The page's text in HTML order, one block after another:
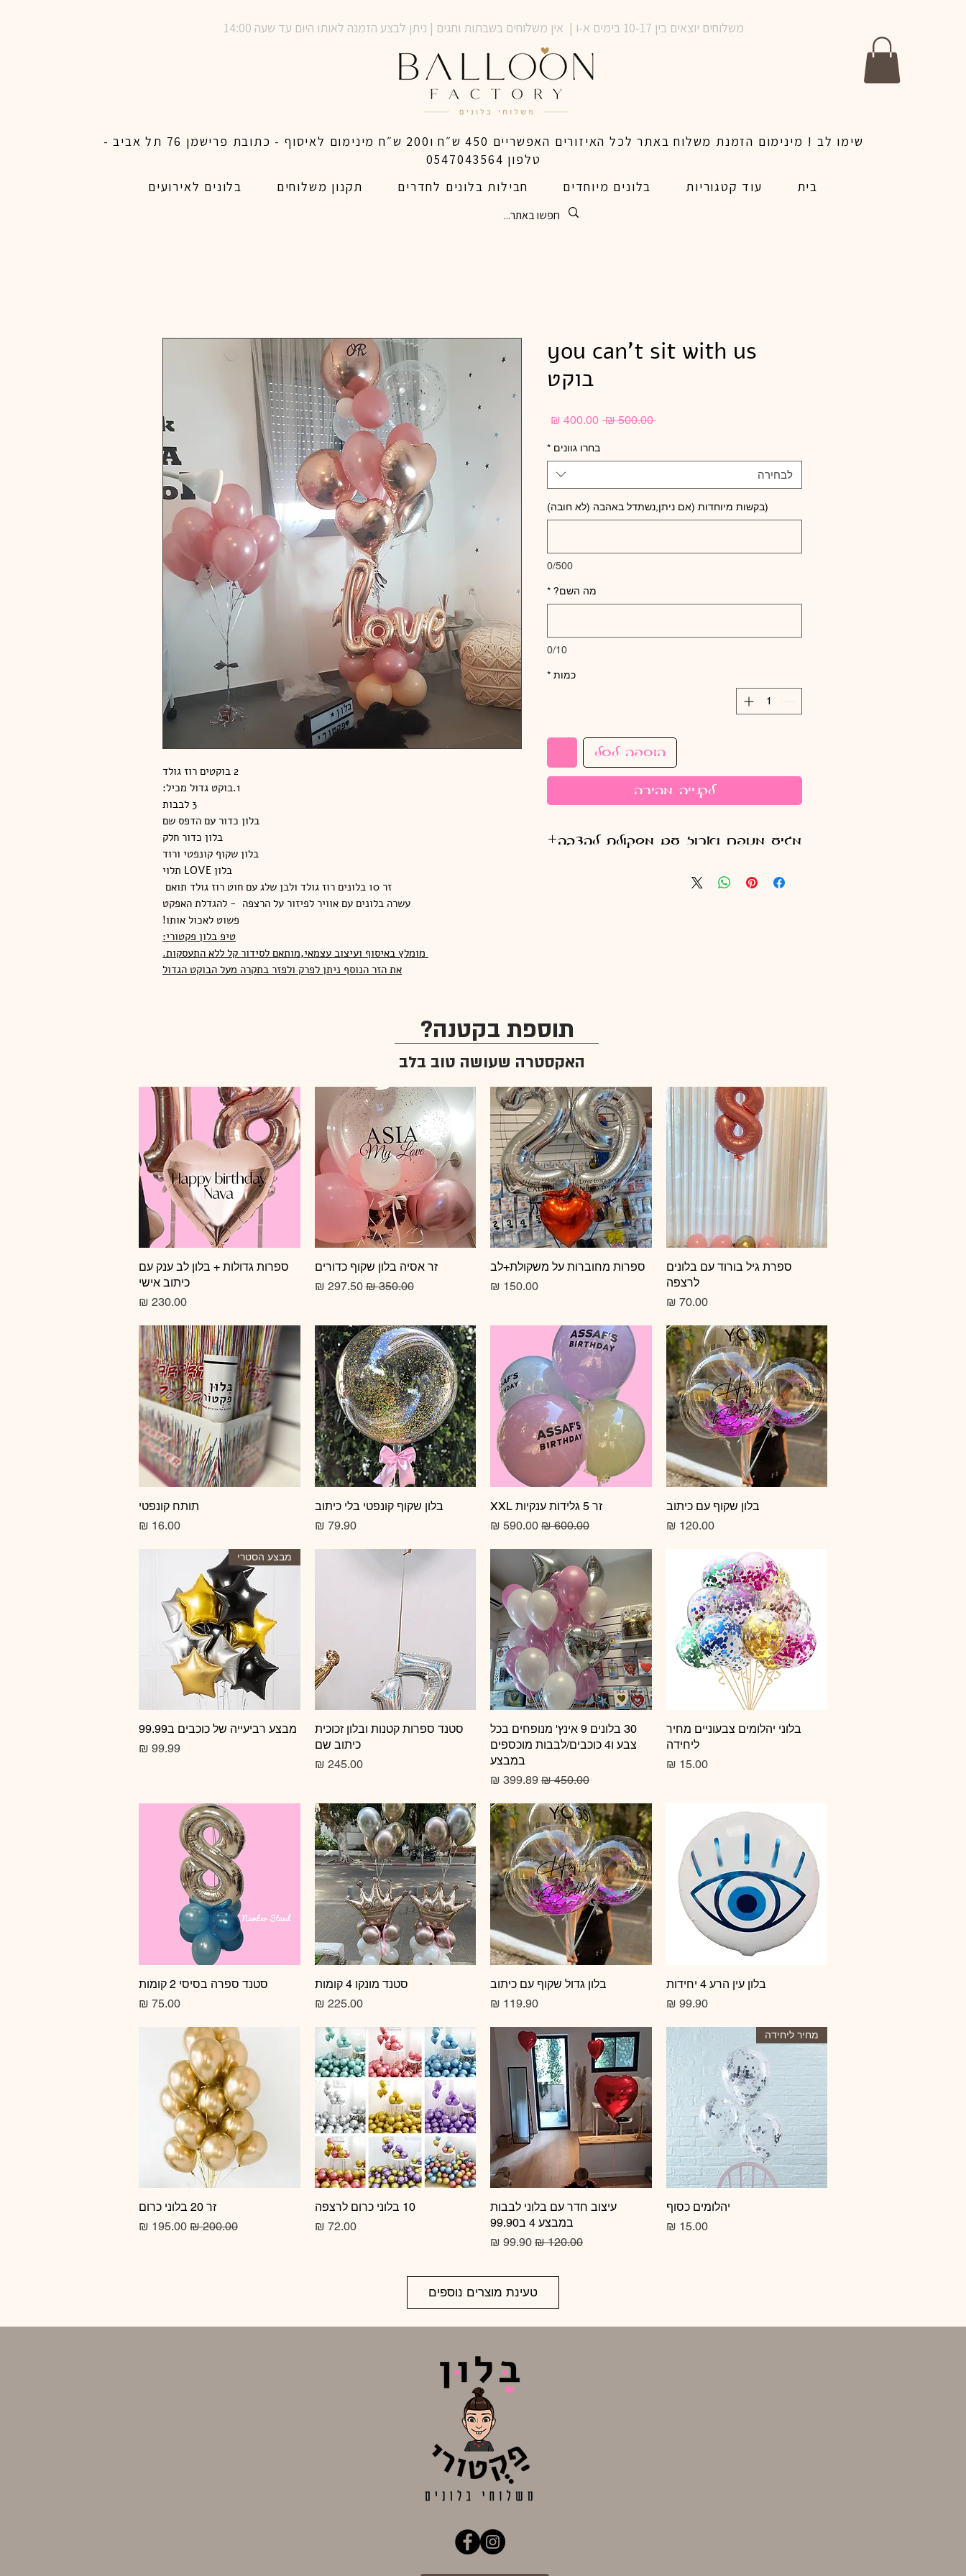
משלוחים יוצאים בין 10-17 בימים א-ו | אין משלוחים בשבתות וחגים | ניתן לבצע הזמנה לאותו היום עד שעה 14:00
שימו לב ! מינימום הזמנת משלוח באתר לכל האיזורים האפשריים 450 ש״ח ו200 ש״ח מינימום לאיסוף - כתובת פרישמן 76 תל אביב -
טלפון 0547043564
בית
עוד קטגוריות בלונים מיוחדים חבילות בלונים לחדרים תקנון משלוחים בלונים לאירועים
2 בוקטים רוז גולד
1.בוקט גדול מכיל:
3 לבבות
בלון כדור עם הדפס שם
בלון כדור חלק
בלון שקוף קונפטי ורוד
בלון LOVE תלוי
זר 10 בלונים רוז גולד ולבן שלג עם חוט רוז גולד תואם
עשרה בלונים עם אוויר לפיזור על הרצפה - להגדלת האפקט
פשוט לאכול אותו!
טיפ בלון פקטורי:
מומלץ באיסוף ועיצוב עצמאי,מותאם לסידור קל ללא התעסקות.
את הזר הנוסף ניתן לפרק ולפזר בתקרה מעל הבוקט הגדול
you can't sit with us
בוקט
‏500.00 ‏₪
מחיר
בחרו גוונים *
לבחירה
(בקשות מיוחדות (אם ניתן,נשתדל באהבה (לא חובה)
0/500
מה השם? *
0/10
כמות *
הוספה לסל
לקנייה מהירה
מגיע מנופח וארוז עם משקולת להצבה
תוספת בקטנה?
האקסטרה שעושה טוב בלב
תצוגה מהירה
ספרת גיל בורוד עם בלונים
לרצפה
מחיר‏70.00 ‏₪
תצוגה מהירה
ספרות מחוברות על משקולת+לב
מחיר
תצוגה מהירה
זר אסיה בלון שקוף כדורים
מחיר רגיל‏350.00 ‏₪ מחיר מבצע‏297.50 ‏₪
תצוגה מהירה
ספרות גדולות + בלון לב ענק עם
כיתוב אישי
מחיר
תצוגה מהירה
בלון שקוף עם כיתוב
מחיר‏120.00 ‏₪
תצוגה מהירה
זר 5 גלידות ענקיות XXL
מחיר רגיל מחיר מבצע
תצוגה מהירה
בלון שקוף קונפטי בלי כיתוב
מחיר‏79.90 ‏₪
תצוגה מהירהתותח קונפטי
מחיר
תצוגה מהירה
בלוני יהלומים צבעוניים מחיר
ליחידה
מחיר‏15.00 ‏₪
תצוגה מהירה
30 בלונים 9 אינץ' מנופחים בכל
צבע ו4 כוכבים/לבבות מוכספים
במבצע
מחיר רגיל מחיר מבצע
תצוגה מהירה
סטנד ספרות קטנות ובלון זכוכית
כיתוב שם
מחיר‏245.00 ‏₪
תצוגה מהירה
מבצע הסטרי
מבצע רביעייה של כוכבים ב99.99
מחיר
תצוגה מהירה
בלון עין הרע 4 יחידות
מחיר‏99.90 ‏₪
תצוגה מהירה
בלון גדול שקוף עם כיתוב
מחיר
תצוגה מהירה
סטנד מונקו 4 קומות
מחיר‏225.00 ‏₪
תצוגה מהירה
סטנד ספרה בסיסי 2 קומות
מחיר
תצוגה מהירה
מחיר ליחידה
יהלומים כסוף
מחיר‏15.00 ‏₪
תצוגה מהירה
עיצוב חדר עם בלוני לבבות
במבצע 4 ב99.90
מחיר רגיל מחיר מבצע
תצוגה מהירה
10 בלוני כרום לרצפה
מחיר‏72.00 ‏₪
תצוגה מהירה
זר 20 בלוני כרום
מחיר רגיל מחיר מבצע
טעינת מוצרים נוספים